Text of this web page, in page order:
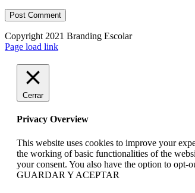
Copyright 2021 Branding Escolar
X
Instagram
LinkedIn
YouTube
Email
Facebook
Page load link
Cerrar
Privacy Overview
This website uses cookies to improve your
the working of basic functionalities of the
your consent. You also have the option to opt-
GUARDAR Y ACEPTAR